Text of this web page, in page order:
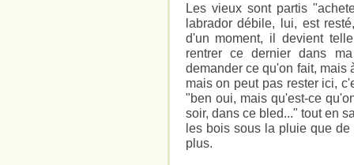
Les vieux sont partis
labrador débile, lui, est
d'un moment, il devient
rentrer ce dernier dans
demander ce qu'on fait,
mais on peut pas rester ici,
"ben oui, mais qu'est-ce
soir, dans ce bled..." tout en
les bois sous la pluie que
plus.